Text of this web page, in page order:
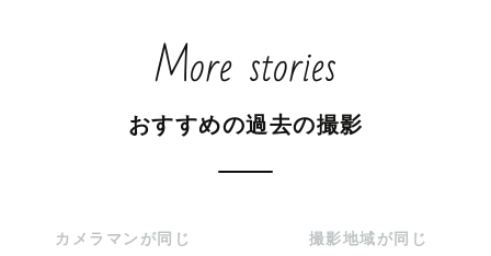
【ロンドンでの撮影について】
ヨーロッパ全域での撮影依頼を受け付けております。
More stories
おすすめの過去の撮影
カメラマンが同じ 撮影地域が同じ